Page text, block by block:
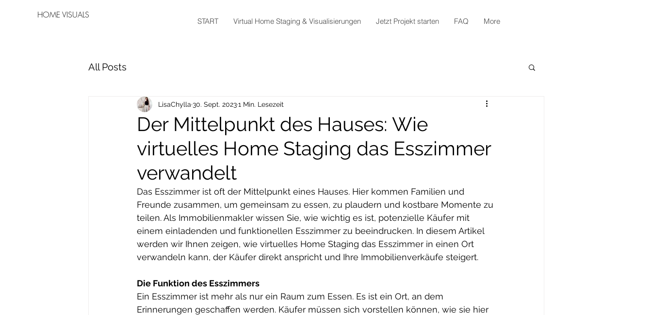
HOME VISUALS
START Virtual Home Staging & Visualisierungen Jetzt Projekt starten FAQ More
All Posts
Der Mittelpunkt des Hauses: Wie
virtuelles Home Staging das Esszimmer
verwandelt
LisaChylla 30. Sept. 20231 Min. Lesezeit
Das Esszimmer ist oft der Mittelpunkt eines Hauses. Hier kommen Familien und
Freunde zusammen, um gemeinsam zu essen, zu plaudern und kostbare Momente zu
teilen. Als Immobilienmakler wissen Sie, wie wichtig es ist, potenzielle Käufer mit
einem einladenden und funktionellen Esszimmer zu beeindrucken. In diesem Artikel
werden wir Ihnen zeigen, wie virtuelles Home Staging das Esszimmer in einen Ort
verwandeln kann, der Käufer direkt anspricht und Ihre Immobilienverkäufe steigert.
Die Funktion des Esszimmers
Ein Esszimmer ist mehr als nur ein Raum zum Essen. Es ist ein Ort, an dem
Erinnerungen geschaffen werden. Käufer müssen sich vorstellen können, wie sie hier